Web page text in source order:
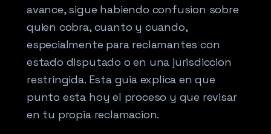
avance, sigue habiendo confusion sobre
quien cobra, cuanto y cuando,
especialmente para reclamantes con
estado disputado o en una jurisdiccion
restringida. Esta guia explica en que
punto esta hoy el proceso y que revisar
en tu propia reclamacion.